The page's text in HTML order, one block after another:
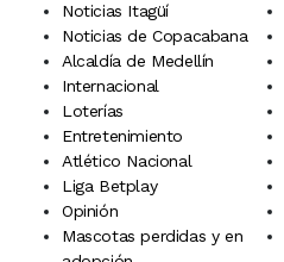
Noticias Itagüí
Noticias de Copacabana
Alcaldía de Medellín
Internacional
Loterías
Entretenimiento
Atlético Nacional
Liga Betplay
Opinión
Mascotas perdidas y en